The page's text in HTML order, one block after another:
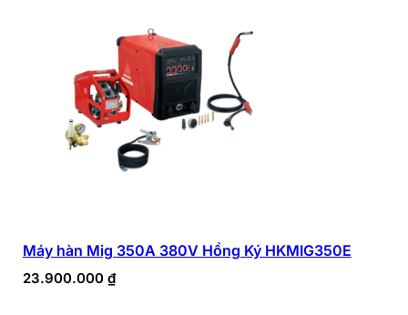
Máy hàn Mig 350A 380V Hồng Ký HKMIG350E
23.900.000 ₫